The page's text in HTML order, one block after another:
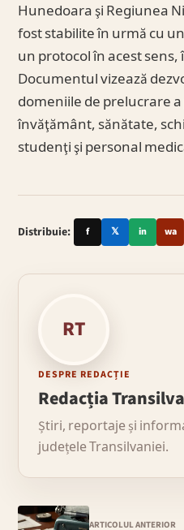
Hunedoara şi Regiunea
fost stabilite în urmă cu
un protocol în acest
Documentul vizează
domeniile de prelucrare a
învăţământ, sănătate,
studenţi şi personal
Distribuie: f 𝕏 in wa
RT
DESPRE REDACȚIE
Redacția
Știri, reportaje și
județele Transilvaniei.
ARTICOLUL ANTERIOR